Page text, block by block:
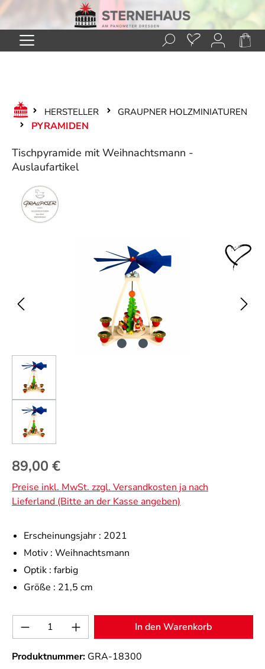
Zum Hauptinhalt springen
HERSTELLER GRAUPNER HOLZMINIATUREN
PYRAMIDEN
Tischpyramide mit Weihnachtsmann -
Auslaufartikel
Regulärer Preis:
89,00 €
Preise inkl. MwSt. zzgl. Versandkosten ja nach
Lieferland (Bitte an der Kasse angeben)
Erscheinungsjahr : 2021
Motiv : Weihnachtsmann
Optik : farbig
Größe : 21,5 cm
Produkt Anzahl: Gib den gewünschten
In den Warenkorb
Produktnummer: GRA-18300